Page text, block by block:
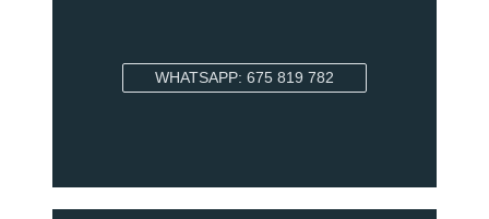
WHATSAPP: 675 819 782